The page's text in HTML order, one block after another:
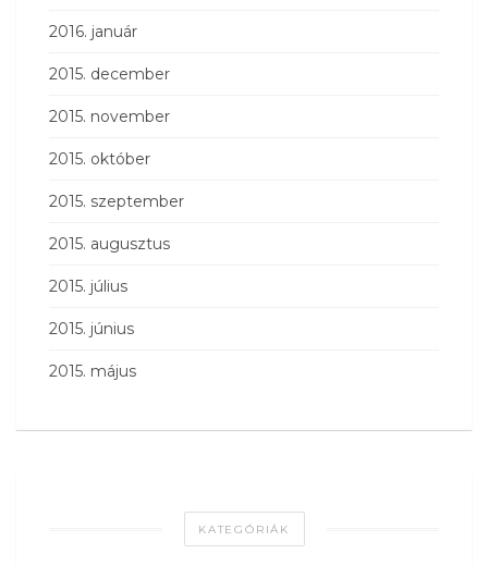
2016. január
2015. december
2015. november
2015. október
2015. szeptember
2015. augusztus
2015. július
2015. június
2015. május
KATEGÓRIÁK